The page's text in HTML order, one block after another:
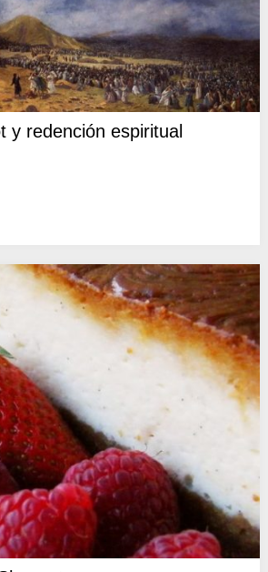
y redención espiritual